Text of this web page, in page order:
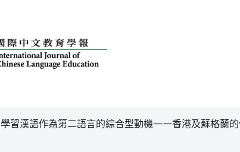
學習漢語作為第二語言的綜合型動機——香港及蘇格蘭